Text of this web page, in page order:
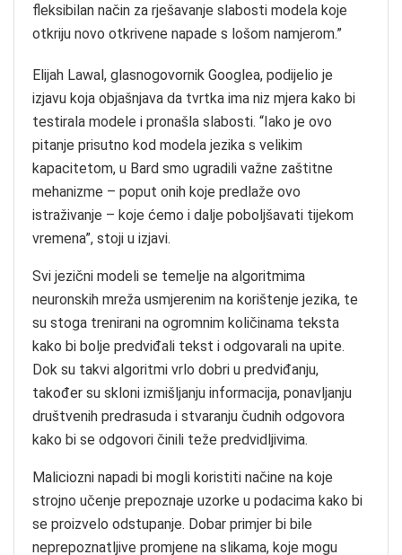
fleksibilan način za rješavanje slabosti modela koje
otkriju novo otkrivene napade s lošom namjerom.”
Elijah Lawal, glasnogovornik Googlea, podijelio je
izjavu koja objašnjava da tvrtka ima niz mjera kako bi
testirala modele i pronašla slabosti. “Iako je ovo
pitanje prisutno kod modela jezika s velikim
kapacitetom, u Bard smo ugradili važne zaštitne
mehanizme – poput onih koje predlaže ovo
istraživanje – koje ćemo i dalje poboljšavati tijekom
vremena”, stoji u izjavi.
Svi jezični modeli se temelje na algoritmima
neuronskih mreža usmjerenim na korištenje jezika, te
su stoga trenirani na ogromnim količinama teksta
kako bi bolje predviđali tekst i odgovarali na upite.
Dok su takvi algoritmi vrlo dobri u predviđanju,
također su skloni izmišljanju informacija, ponavljanju
društvenih predrasuda i stvaranju čudnih odgovora
kako bi se odgovori činili teže predvidljivima.
Maliciozni napadi bi mogli koristiti načine na koje
strojno učenje prepoznaje uzorke u podacima kako bi
se proizvelo odstupanje. Dobar primjer bi bile
neprepoznatljive promjene na slikama, koje mogu